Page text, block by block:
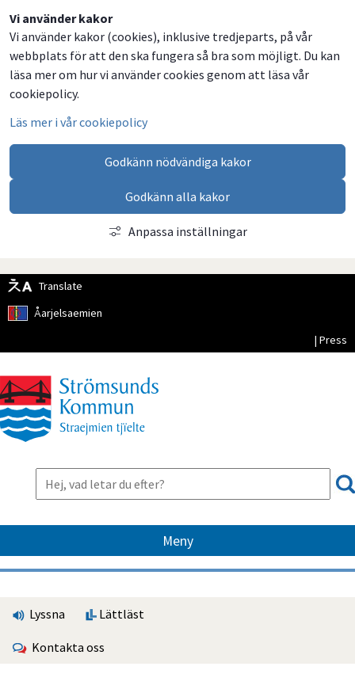
Vi använder kakor
Vi använder kakor (cookies), inklusive tredjeparts, på vår
webbplats för att den ska fungera så bra som möjligt. Du kan
läsa mer om hur vi använder cookies genom att läsa vår
cookiepolicy.
Läs mer i vår cookiepolicy
Godkänn nödvändiga kakor
Godkänn alla kakor
Anpassa inställningar
Translate
Åarjelsaemien
| Press
Meny
Lyssna Lättläst
Kontakta oss
Dela
på
Facebook
Dela
på
Twitter
Dela
på
LinkedIn
Dela
via
email